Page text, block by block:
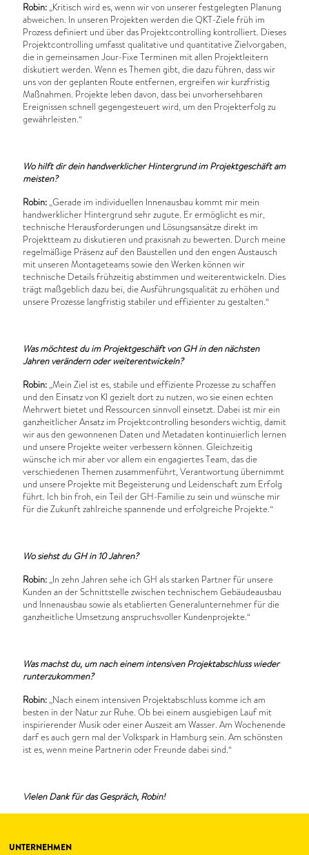
Robin:„Kritisch wird es, wenn wir von unserer festgelegten Planung
abweichen. In unseren Projekten werden die QKT-Ziele früh im
Prozess definiert und über das Projektcontrolling kontrolliert. Dieses
Projektcontrolling umfasst qualitative und quantitative Zielvorgaben,
die in gemeinsamen Jour-Fixe Terminen mit allen Projektleitern
diskutiert werden. Wenn es Themen gibt, die dazu führen, dass wir
uns von der geplanten Route entfernen, ergreifen wir kurzfristig
Maßnahmen. Projekte leben davon, dass bei unvorhersehbaren
Ereignissen schnell gegengesteuert wird, um den Projekterfolg zu
gewährleisten.“
Wo hilft dir dein handwerklicher Hintergrund im Projektgeschäft am
meisten?
Robin:„Gerade im individuellen Innenausbau kommt mir mein
handwerklicher Hintergrund sehr zugute. Er ermöglicht es mir,
technische Herausforderungen und Lösungsansätze direkt im
Projektteam zu diskutieren und praxisnah zu bewerten. Durch meine
regelmäßige Präsenz auf den Baustellen und den engen Austausch
mit unseren Montageteams sowie den Werken können wir
technische Details frühzeitig abstimmen und weiterentwickeln. Dies
trägt maßgeblich dazu bei, die Ausführungsqualität zu erhöhen und
unsere Prozesse langfristig stabiler und effizienter zu gestalten.“
Was möchtest du im Projektgeschäft von GH in den nächsten
Jahren verändern oder weiterentwickeln?
Robin:„Mein Ziel ist es, stabile und effiziente Prozesse zu schaffen
und den Einsatz von KI gezielt dort zu nutzen, wo sie einen echten
Mehrwert bietet und Ressourcen sinnvoll einsetzt. Dabei ist mir ein
ganzheitlicher Ansatz im Projektcontrolling besonders wichtig, damit
wir aus den gewonnenen Daten und Metadaten kontinuierlich lernen
und unsere Projekte weiter verbessern können. Gleichzeitig
wünsche ich mir aber vor allem ein engagiertes Team, das die
verschiedenen Themen zusammenführt, Verantwortung übernimmt
und unsere Projekte mit Begeisterung und Leidenschaft zum Erfolg
führt. Ich bin froh, ein Teil der GH-Familie zu sein und wünsche mir
für die Zukunft zahlreiche spannende und erfolgreiche Projekte.“
Wo siehst du GH in 10 Jahren?
Robin:„In zehn Jahren sehe ich GH als starken Partner für unsere
Kunden an der Schnittstelle zwischen technischem Gebäudeausbau
und Innenausbau sowie als etablierten Generalunternehmer für die
ganzheitliche Umsetzung anspruchsvoller Kundenprojekte.“
Was machst du, um nach einem intensiven Projektabschluss wieder
runterzukommen?
Robin:„Nach einem intensiven Projektabschluss komme ich am
besten in der Natur zur Ruhe. Ob bei einem ausgiebigen Lauf mit
inspirierender Musik oder einer Auszeit am Wasser. Am Wochenende
darf es auch gern mal der Volkspark in Hamburg sein. Am schönsten
ist es, wenn meine Partnerin oder Freunde dabei sind.“
Vielen Dank für das Gespräch, Robin!
UNTERNEHMEN